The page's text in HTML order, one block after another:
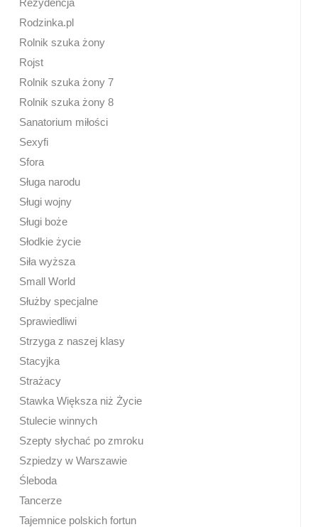
Rodzinka.pl
Rolnik szuka żony
Rojst
Rolnik szuka żony 7
Rolnik szuka żony 8
Sanatorium miłości
Sexyfi
Sfora
Sługa narodu
Sługi wojny
Sługi boże
Słodkie życie
Siła wyższa
Small World
Służby specjalne
Sprawiedliwi
Strzyga z naszej klasy
Stacyjka
Strażacy
Stawka Większa niż Życie
Stulecie winnych
Szepty słychać po zmroku
Szpiedzy w Warszawie
Śleboda
Tancerze
Tajemnice polskich fortun